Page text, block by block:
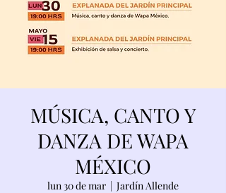
MÚSICA, CANTO Y
DANZA DE WAPA
MÉXICO
lun 30 de mar
  |
Jardín Allende